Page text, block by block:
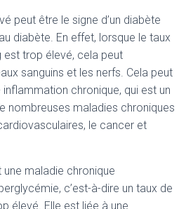
peut être le signe d’un diabète
diabète. En effet, lorsque le taux
est trop élevé, cela peut
sanguins et les nerfs. Cela peut
chronique, qui est un
nombreuses maladies chroniques
le cancer et
maladie chronique
c’est-à-dire un taux de
élevé. Elle est liée à une